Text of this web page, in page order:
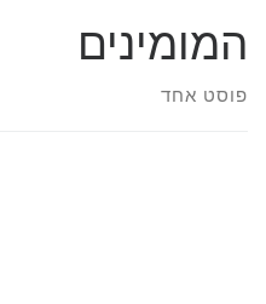
המומינים
פוסט אחד